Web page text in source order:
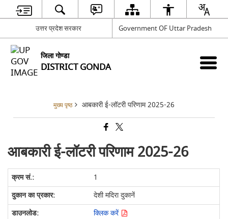
उत्तर प्रदेश सरकार Government OF Uttar Pradesh
जिला गोण्डा
DISTRICT GONDA
मुख्य पृष्ठ आबकारी ई-लॉटरी परिणाम 2025-26
आबकारी ई-लॉटरी परिणाम 2025-26
1
देशी मदिरा दुकानें
क्लिक करें